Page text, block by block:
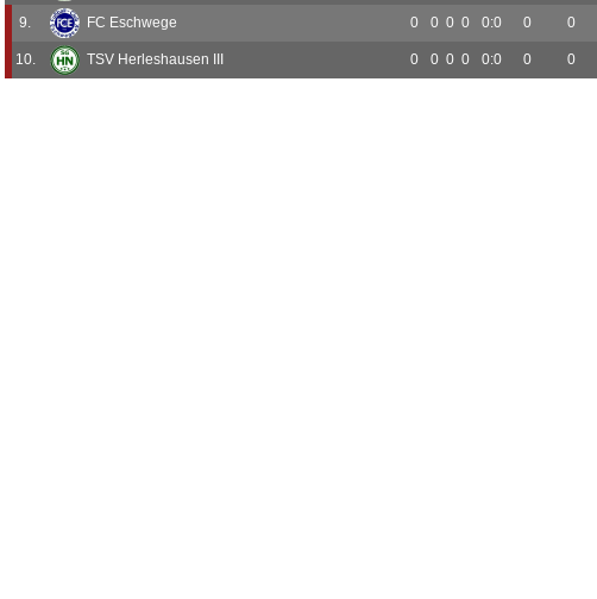
9. FC Eschwege 0 0 0 0 0:0 0 0
10. TSV Herleshausen III 0 0 0 0 0:0 0 0